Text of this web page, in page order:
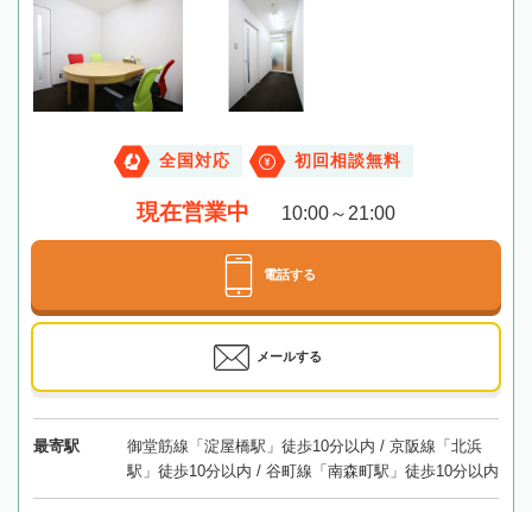
全国対応 初回相談無料
現在営業中 10:00～21:00
電話する
メールする
最寄駅
御堂筋線「淀屋橋駅」徒歩10分以内 / 京阪線「北浜
駅」徒歩10分以内 / 谷町線「南森町駅」徒歩10分以内